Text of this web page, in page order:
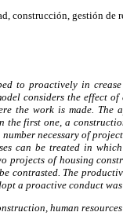
construcción, gestión de
to proactively in
considers the effect
the work is made. The
the first one, a
necessary of
can be treated in
projects of housing
contrasted. The
a proactive conduct was
human